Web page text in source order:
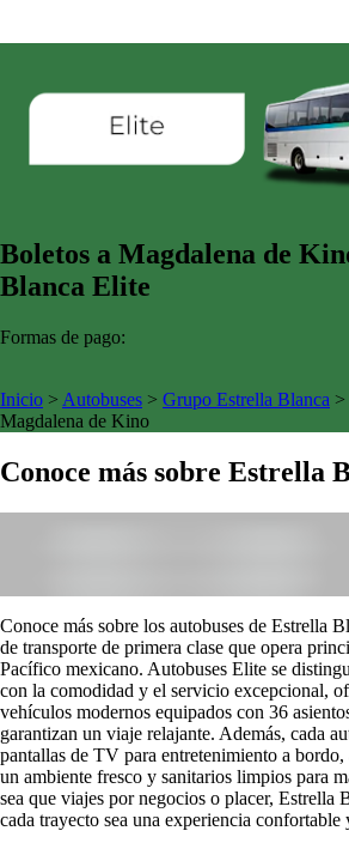
Boletos a Magdalena de
Blanca Elite
Formas de pago:
Inicio > Autobuses > Grupo Estrella Blanca >
Magdalena de Kino
Conoce más sobre Estrella
Conoce más sobre los autobuses de Estrella
de transporte de primera clase que opera
Pacífico mexicano. Autobuses Elite se
con la comodidad y el servicio excepcional,
vehículos modernos equipados con 36
garantizan un viaje relajante. Además, cada
pantallas de TV para entretenimiento a
un ambiente fresco y sanitarios limpios para
sea que viajes por negocios o placer, Estrella
cada trayecto sea una experiencia confortable